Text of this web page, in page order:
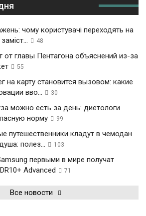
чому користувачі переходять на
48
от главы Пентагона объяснений из-за
55
на карту становится вызовом: какие
вво...
30
можно есть за день: диетологи
норму
99
путешественники кладут в чемодан
полез...
103
первыми в мире получат
Advanced
71
Все новости